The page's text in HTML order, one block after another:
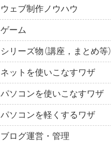
ウェブ制作ノウハウ
ゲーム
シリーズ物（講座，まとめ等）
ネットを使いこなすワザ
パソコンを使いこなすワザ
パソコンを軽くするワザ
ブログ運営・管理